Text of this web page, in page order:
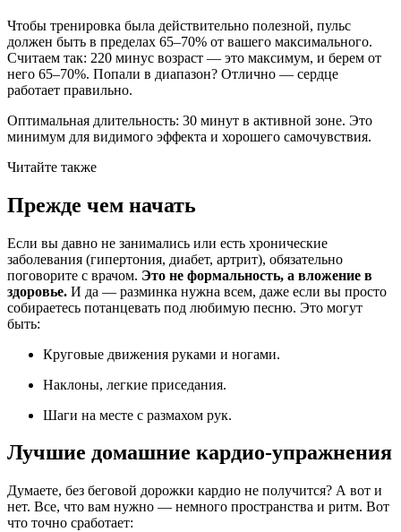
Чтобы тренировка была действительно полезной, пульс
должен быть в пределах 65–70% от вашего максимального.
Считаем так: 220 минус возраст — это максимум, и берем от
него 65–70%. Попали в диапазон? Отлично — сердце
работает правильно.
Оптимальная длительность: 30 минут в активной зоне. Это
минимум для видимого эффекта и хорошего самочувствия.
Читайте также
Прежде чем начать
Если вы давно не занимались или есть хронические
заболевания (гипертония, диабет, артрит), обязательно
поговорите с врачом. Это не формальность, а вложение в
здоровье. И да — разминка нужна всем, даже если вы просто
собираетесь потанцевать под любимую песню. Это могут
быть:
Круговые движения руками и ногами.
Наклоны, легкие приседания.
Шаги на месте с размахом рук.
Лучшие домашние кардио-упражнения
Думаете, без беговой дорожки кардио не получится? А вот и
нет. Все, что вам нужно — немного пространства и ритм. Вот
что точно сработает: